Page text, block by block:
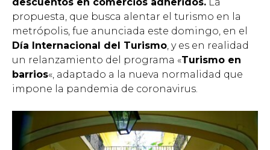
propuesta, que busca alentar el turismo en la
metrópolis, fue anunciada este domingo, en el
Día Internacional del Turismo, y es en realidad
un relanzamiento del programa «Turismo en
barrios«, adaptado a la nueva normalidad que
impone la pandemia de coronavirus.